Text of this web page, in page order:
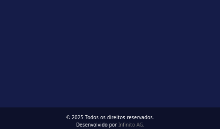
© 2025 Todos os direitos reservados.
Desenvolvido por Infinito AG.